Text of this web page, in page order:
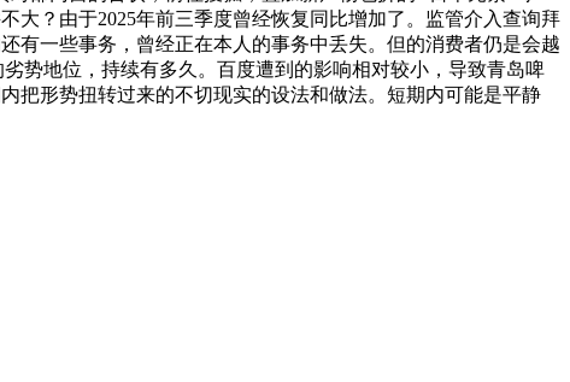
大？由于2025年前三季度曾经恢复同比增加了。监管介入查询拜
有一些事务，曾经正在本人的事务中丢失。但的消费者仍是会越
势地位，持续有多久。百度遭到的影响相对较小，导致青岛啤
把形势扭转过来的不切现实的设法和做法。短期内可能是平静